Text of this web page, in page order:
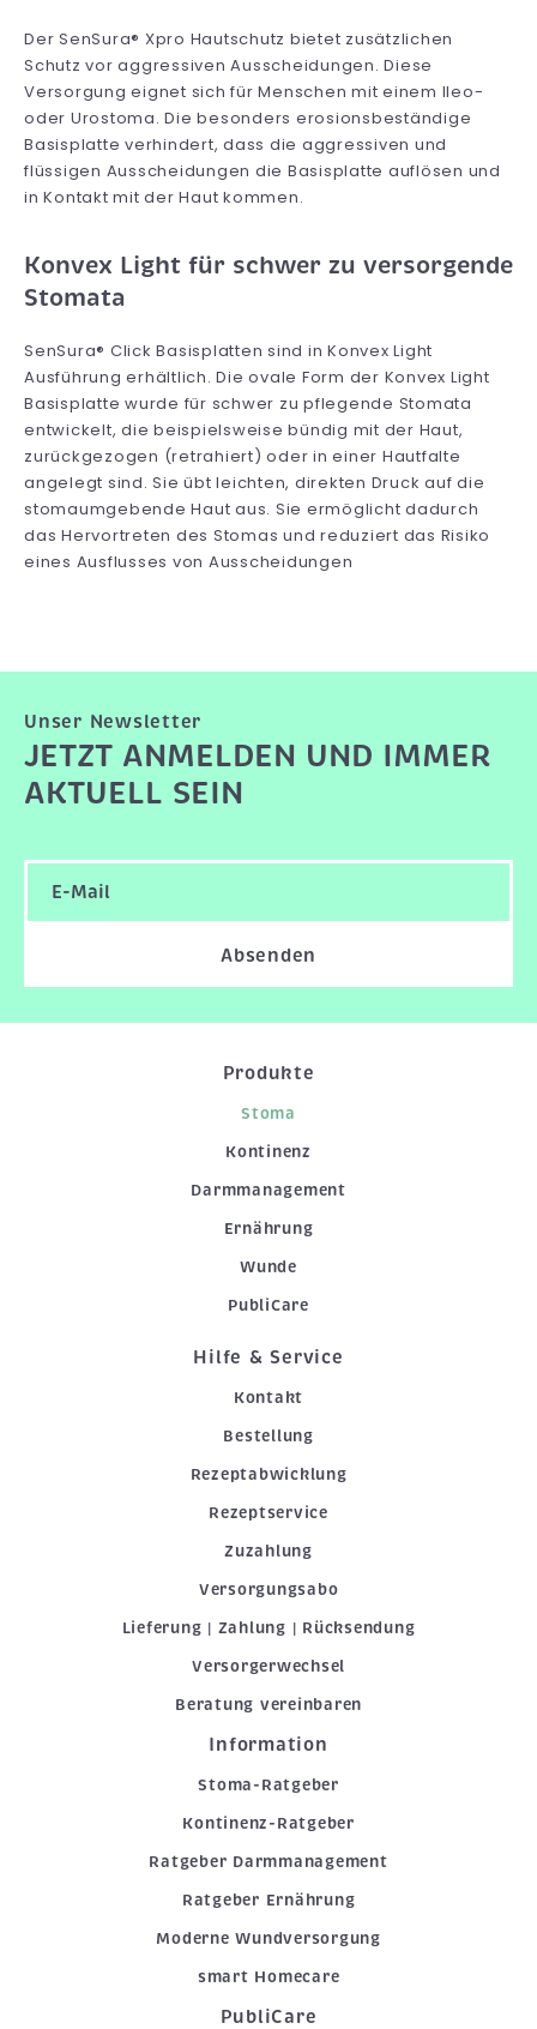
Der SenSura® Xpro Hautschutz bietet zusätzlichen
Schutz vor aggressiven Ausscheidungen. Diese
Versorgung eignet sich für Menschen mit einem Ileo-
oder Urostoma. Die besonders erosionsbeständige
Basisplatte verhindert, dass die aggressiven und
flüssigen Ausscheidungen die Basisplatte auflösen und
in Kontakt mit der Haut kommen.
Konvex Light für schwer zu versorgende
Stomata
SenSura® Click Basisplatten sind in Konvex Light
Ausführung erhältlich. Die ovale Form der Konvex Light
Basisplatte wurde für schwer zu pflegende Stomata
entwickelt, die beispielsweise bündig mit der Haut,
zurückgezogen (retrahiert) oder in einer Hautfalte
angelegt sind. Sie übt leichten, direkten Druck auf die
stomaumgebende Haut aus. Sie ermöglicht dadurch
das Hervortreten des Stomas und reduziert das Risiko
eines Ausflusses von Ausscheidungen
Unser Newsletter
JETZT ANMELDEN UND IMMER
AKTUELL SEIN
Absenden
Produkte
Stoma
Kontinenz
Darmmanagement
Ernährung
Wunde
PubliCare
Hilfe & Service
Kontakt
Bestellung
Rezeptabwicklung
Rezeptservice
Zuzahlung
Versorgungsabo
Lieferung | Zahlung | Rücksendung
Versorgerwechsel
Beratung vereinbaren
Information
Stoma-Ratgeber
Kontinenz-Ratgeber
Ratgeber Darmmanagement
Ratgeber Ernährung
Moderne Wundversorgung
smart Homecare
PubliCare